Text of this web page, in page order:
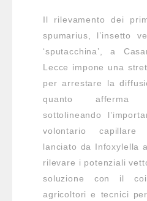
Il rilevamento dei
spumarius, l’insetto
‘sputacchina’, a
Lecce impone una
per arrestare la
quanto afferma
sottolineando
volontario capillare
lanciato da Infoxylella
rilevare i potenziali
soluzione con il
agricoltori e tecnici